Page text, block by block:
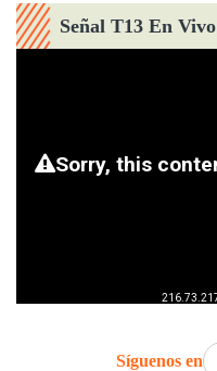
Señal T13 En Vivo
Síguenos en